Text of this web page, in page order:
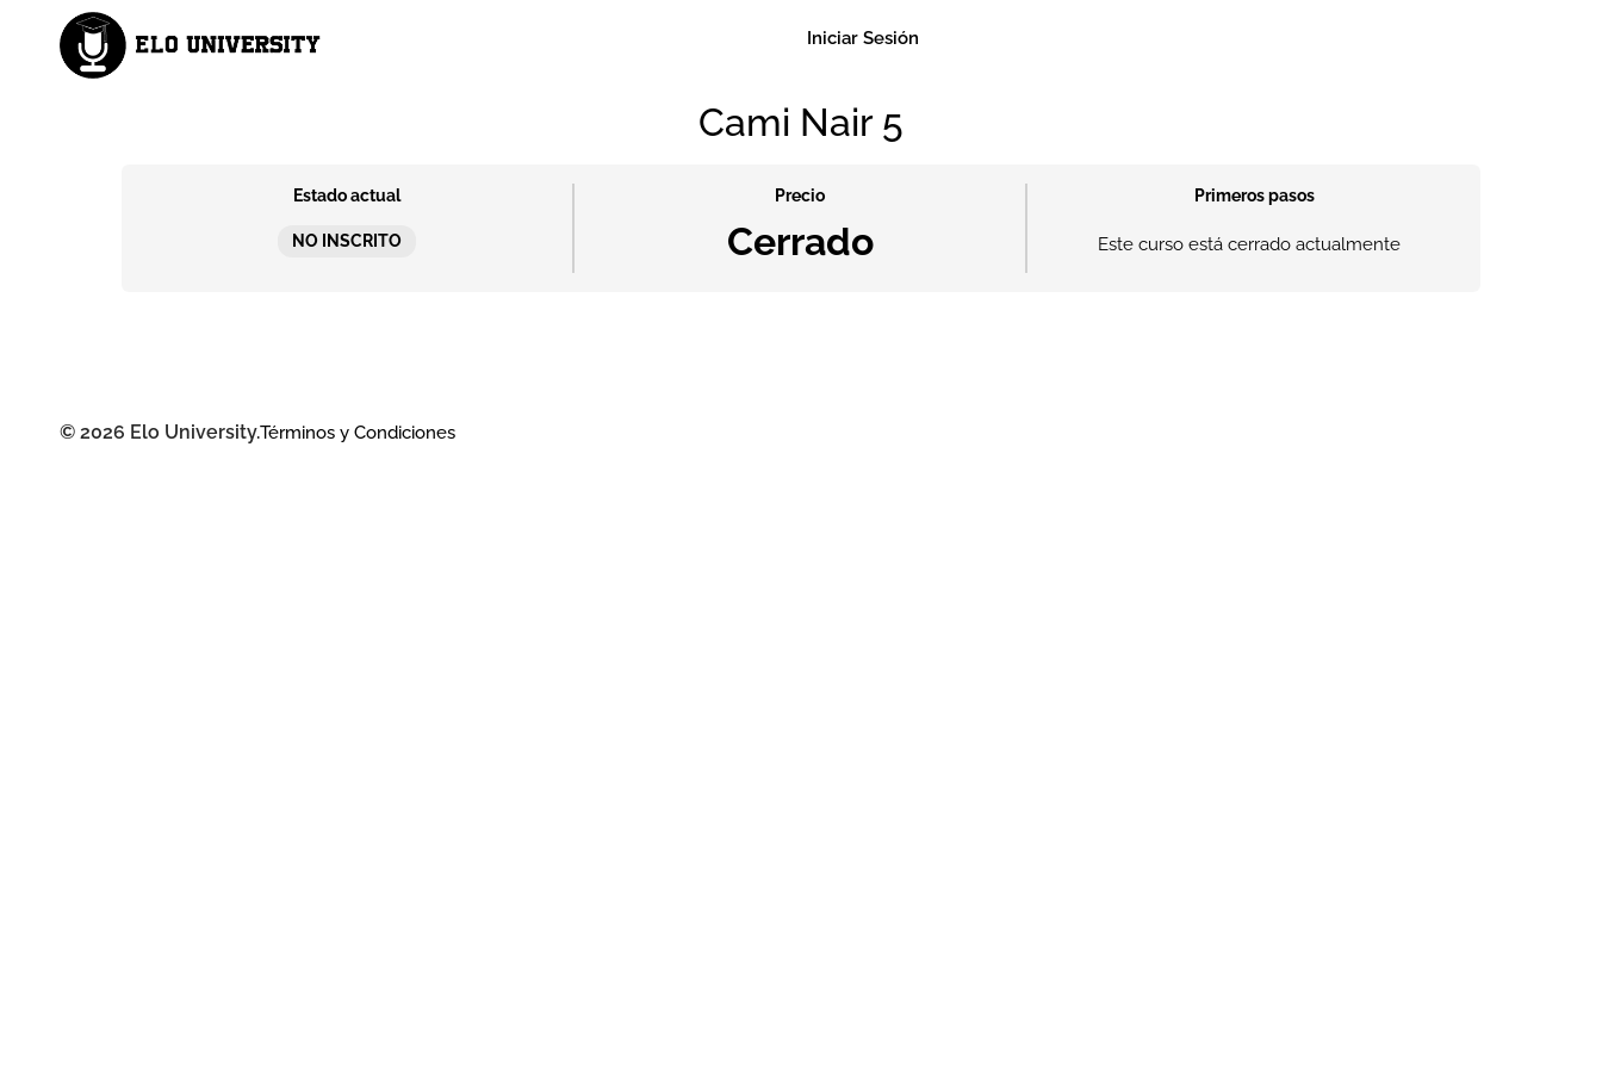
Iniciar Sesión
Cami Nair 5
Estado actual
NO INSCRITO
Precio
Cerrado
Primeros pasos
Este curso está cerrado actualmente
© 2026 Elo University.Términos y Condiciones